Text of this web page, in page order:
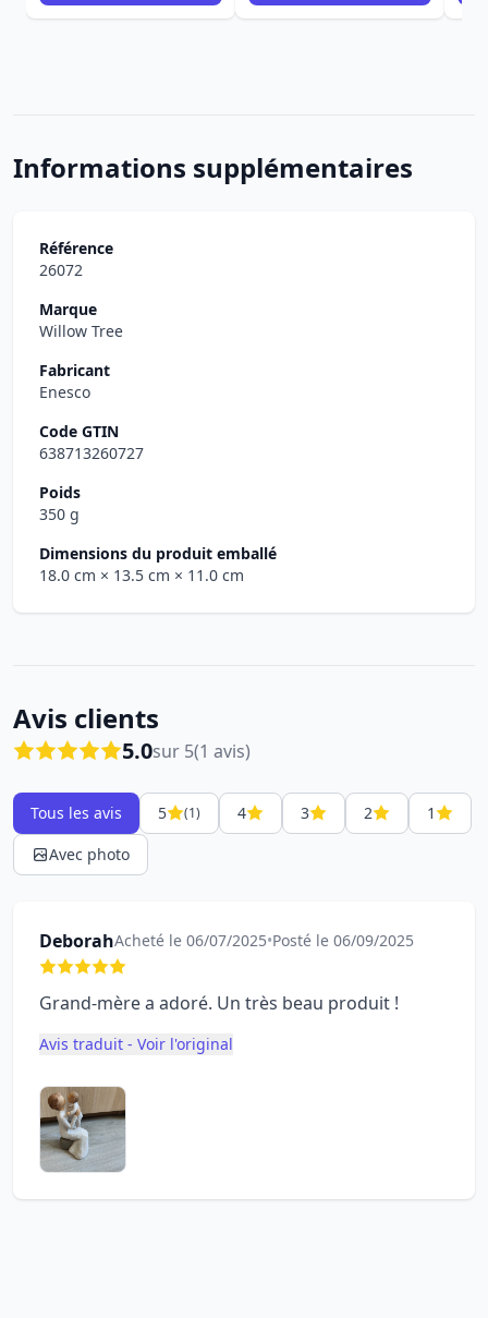
Informations supplémentaires
Référence
26072
Marque
Willow Tree
Fabricant
Enesco
Code GTIN
638713260727
Poids
350 g
Dimensions du produit emballé
18.0 cm × 13.5 cm × 11.0 cm
Avis clients
5.0sur 5(1 avis)
Tous les avis 5 (1) 4 3 2
1
Avec photo
DeborahAcheté le 06/07/2025•Posté le 06/09/2025
Grand-mère a adoré. Un très beau produit !
Avis traduit - Voir l'original